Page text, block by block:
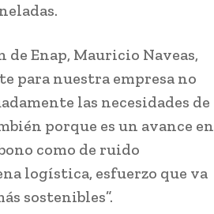
Enap, Mauricio Naveas,
para nuestra empresa no
las necesidades de
porque es un avance en
como de ruido
logística, esfuerzo que va
sostenibles”.